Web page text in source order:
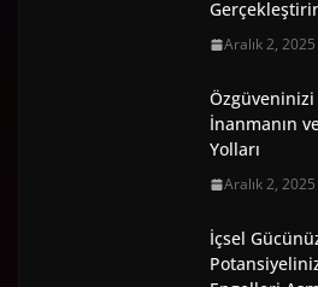
Aralık 2, 2025
Özgüveninizi
İnanmanın
Yolları
Aralık 2, 2025
İçsel